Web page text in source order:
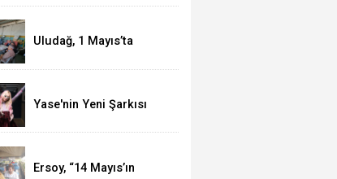
Uludağ, 1 Mayıs’ta
Yase'nin Yeni Şarkısı
Buluştu
Ersoy, “14 Mayıs’ın